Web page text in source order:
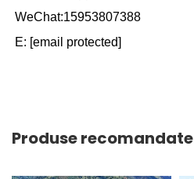
WeChat:15953807388
E: [email protected]
Produse recomandate